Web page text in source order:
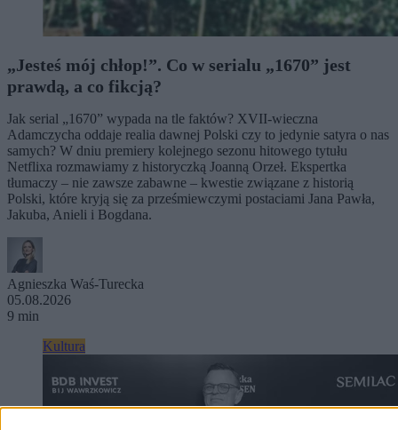
„Jesteś mój chłop!”. Co w serialu „1670” jest
prawdą, a co fikcją?
Jak serial „1670” wypada na tle faktów? XVII-wieczna
Adamczycha oddaje realia dawnej Polski czy to jedynie satyra o nas
samych? W dniu premiery kolejnego sezonu hitowego tytułu
Netflixa rozmawiamy z historyczką Joanną Orzeł. Ekspertka
tłumaczy – nie zawsze zabawne – kwestie związane z historią
Polski, które kryją się za prześmiewczymi postaciami Jana Pawła,
Jakuba, Anieli i Bogdana.
Agnieszka Waś-Turecka
05.08.2026
9 min
Kultura